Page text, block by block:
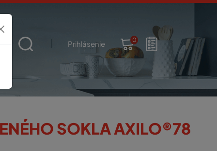
Prihlásenie 0
SOKLA AXILO®78